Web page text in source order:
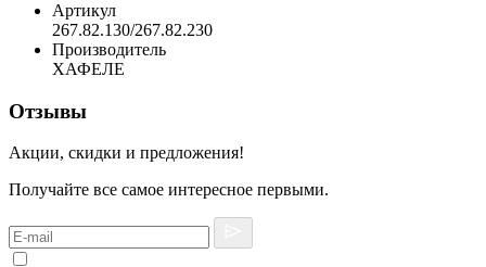
Артикул
267.82.130/267.82.230
Производитель
ХАФЕЛЕ
Отзывы
Акции, скидки и предложения!
Получайте все самое интересное первыми.